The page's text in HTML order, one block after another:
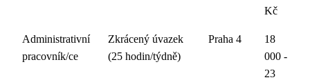
Kč
Administrativní
pracovník/ce
Zkrácený úvazek
(25 hodin/týdně)
Praha 4
18
000 -
23